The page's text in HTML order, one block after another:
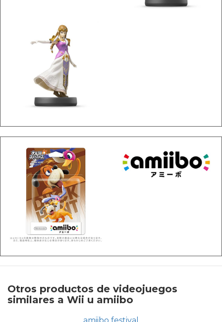
Otros productos de videojuegos
similares a Wii u amiibo